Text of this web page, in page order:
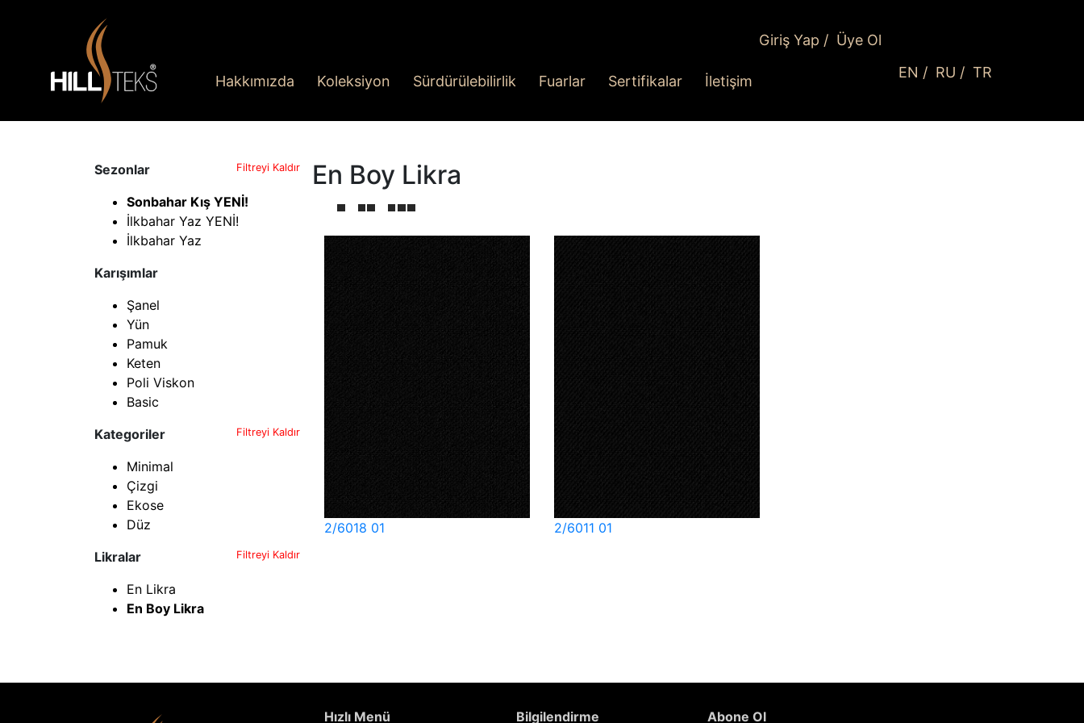
Hakkımızda Koleksiyon Sürdürülebilirlik Fuarlar Sertifikalar İletişim
Giriş Yap / Üye Ol
EN / RU / TR
Sezonlar Filtreyi Kaldır
Sonbahar Kış YENİ!
İlkbahar Yaz YENİ!
İlkbahar Yaz
Karışımlar
Şanel
Yün
Pamuk
Keten
Poli Viskon
Basic
Kategoriler
Filtreyi Kaldır
Minimal
Çizgi
Ekose
Düz
Likralar
Filtreyi Kaldır
En Likra
En Boy Likra
En Boy Likra
2/6018 01 2/6011 01
Hızlı Menü Bilgilendirme Abone Ol